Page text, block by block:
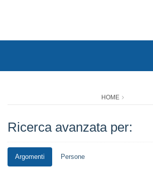
HOME
Ricerca avanzata per:
Argomenti Persone